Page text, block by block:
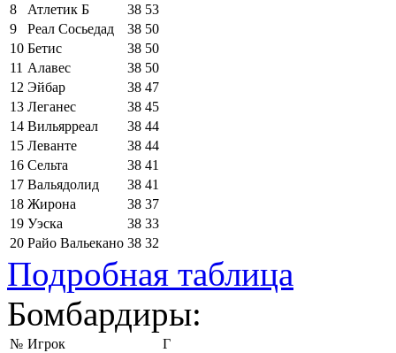
8
Атлетик Б 38 53
9
Реал Сосьедад 38 50
10 Бетис 38 50
11 Алавес 38 50
12 Эйбар 38 47
13 Леганес 38 45
14 Вильярреал 38 44
15 Леванте 38 44
16 Сельта 38 41
17 Вальядолид 38 41
18 Жирона 38 37
19 Уэска 38 33
20 Райо Вальекано 38 32
Подробная таблица
Бомбардиры:
№ Игрок
Г